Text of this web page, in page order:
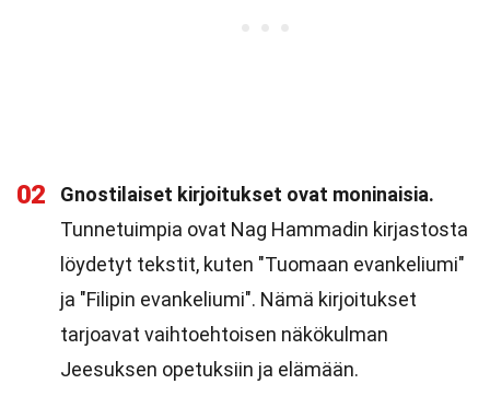
02
Gnostilaiset kirjoitukset ovat moninaisia.
Tunnetuimpia ovat Nag Hammadin kirjastosta
löydetyt tekstit, kuten "Tuomaan evankeliumi"
ja "Filipin evankeliumi". Nämä kirjoitukset
tarjoavat vaihtoehtoisen näkökulman
Jeesuksen opetuksiin ja elämään.